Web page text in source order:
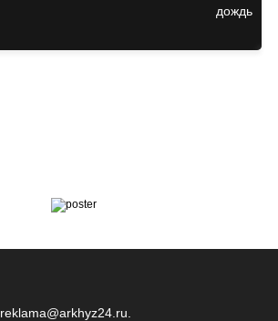
reklama@arkhyz24.ru